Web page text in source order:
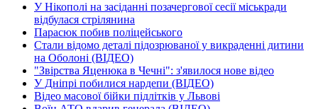
У Нікополі на засіданні позачергової сесії міськради
відбулася стрілянина
Парасюк побив поліцейського
Стали відомо деталі підозрюваної у викраденні дитини
на Оболоні (ВІДЕО)
"Звірства Яценюка в Чечні": з'явилося нове відео
У Дніпрі побилися нардепи (ВІДЕО)
Відео масової бійки підлітків у Львові